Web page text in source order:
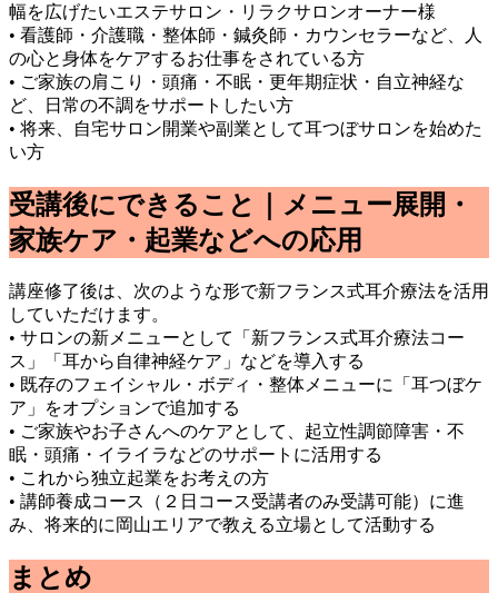
幅を広げたいエステサロン・リラクサロンオーナー様
• 看護師・介護職・整体師・鍼灸師・カウンセラーなど、人
の心と身体をケアするお仕事をされている方
• ご家族の肩こり・頭痛・不眠・更年期症状・自立神経な
ど、日常の不調をサポートしたい方
• 将来、自宅サロン開業や副業として耳つぼサロンを始めた
い方
受講後にできること｜メニュー展開・
家族ケア・起業などへの応用
講座修了後は、次のような形で新フランス式耳介療法を活用
していただけます。
• サロンの新メニューとして「新フランス式耳介療法コー
ス」「耳から自律神経ケア」などを導入する
• 既存のフェイシャル・ボディ・整体メニューに「耳つぼケ
ア」をオプションで追加する
• ご家族やお子さんへのケアとして、起立性調節障害・不
眠・頭痛・イライラなどのサポートに活用する
• これから独立起業をお考えの方
• 講師養成コース（２日コース受講者のみ受講可能）に進
み、将来的に岡山エリアで教える立場として活動する
まとめ